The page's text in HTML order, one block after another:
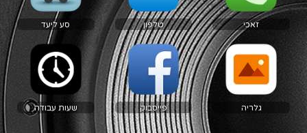
זאכי טלפון סע ליעד
גלריה פייסבוק שעות עבודה